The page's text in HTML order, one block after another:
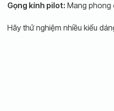
Gọng kính pilot: Mang phong
Hãy thử nghiệm nhiều kiểu